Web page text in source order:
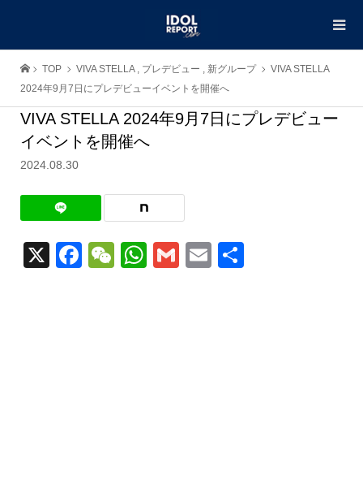
TOP VIVA STELLA , プレデビュー , 新グループ
VIVA STELLA
2024年9月7日にプレデビューイベントを開催へ
VIVA STELLA 2024年9月7日にプレデビュー
イベントを開催へ
2024.08.30
X Facebook
WeChat
WhatsApp
GmailEmail